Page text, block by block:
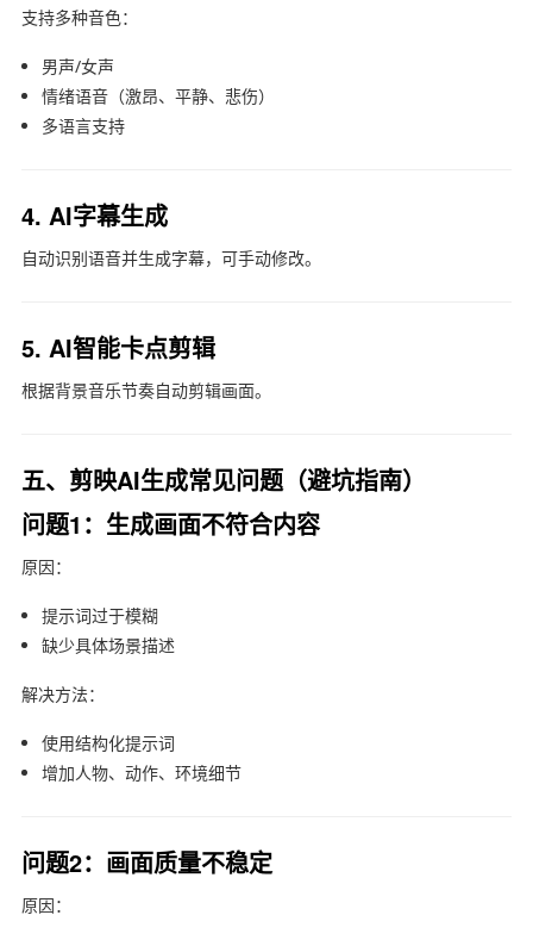
支持多种音色：
男声/女声
情绪语音（激昂、平静、悲伤）
多语言支持
4. AI字幕生成
自动识别语音并生成字幕，可手动修改。
5. AI智能卡点剪辑
根据背景音乐节奏自动剪辑画面。
五、剪映AI生成常见问题（避坑指南）
问题1：生成画面不符合内容
原因：
提示词过于模糊
缺少具体场景描述
解决方法：
使用结构化提示词
增加人物、动作、环境细节
问题2：画面质量不稳定
原因：